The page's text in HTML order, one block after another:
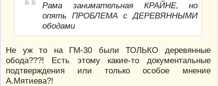
Рама занимательная КРАЙНЕ, но
опять ПРОБЛЕМА с ДЕРЕВЯННЫМИ
ободами
Не уж то на ГМ-30 были ТОЛЬКО деревянные
обода???! Есть этому какие-то документальные
подтверждения или только особое мнение
А.Мятиева?!